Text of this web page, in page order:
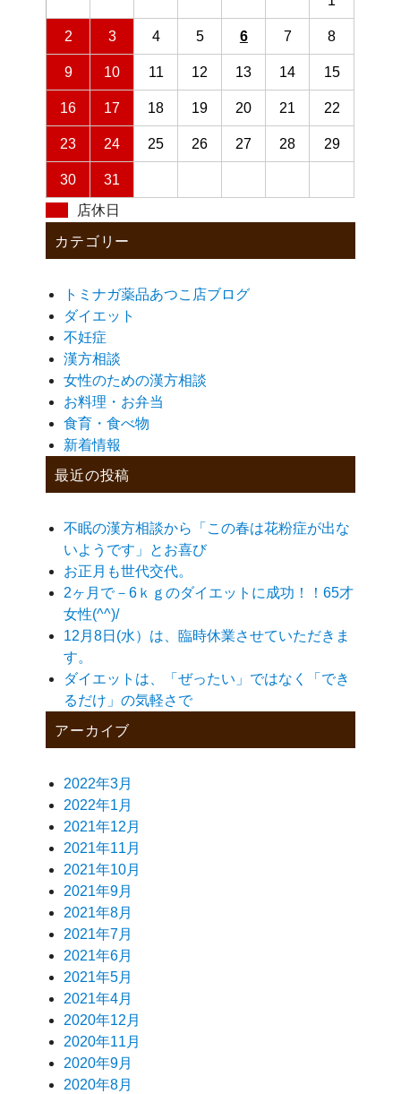
2 3 4 5 6 7 8
9 10 11 12 13 14 15
16 17 18 19 20 21 22
23 24 25 26 27 28 29
30
31
店休日
カテゴリー
トミナガ薬品あつこ店ブログ
ダイエット
不妊症
漢方相談
女性のための漢方相談
お料理・お弁当
食育・食べ物
新着情報
最近の投稿
不眠の漢方相談から「この春は花粉症が出な
いようです」とお喜び
お正月も世代交代。
2ヶ月で－6ｋｇのダイエットに成功！！65才
女性(^^)/
12月8日(水）は、臨時休業させていただきま
す。
ダイエットは、「ぜったい」ではなく「でき
るだけ」の気軽さで
アーカイブ
2022年3月
2022年1月
2021年12月
2021年11月
2021年10月
2021年9月
2021年8月
2021年7月
2021年6月
2021年5月
2021年4月
2020年12月
2020年11月
2020年9月
2020年8月